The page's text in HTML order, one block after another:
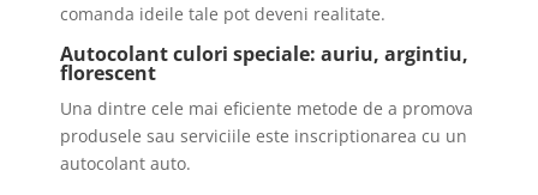
comanda ideile tale pot deveni realitate.
Autocolant culori speciale: auriu, argintiu,
florescent
Una dintre cele mai eficiente metode de a promova
produsele sau serviciile este inscriptionarea cu un
autocolant auto.